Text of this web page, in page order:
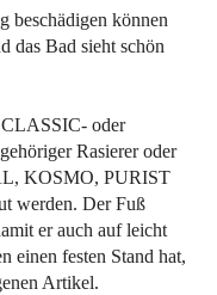
beschädigen können
das Bad sieht schön
oder
Rasierer oder
KOSMO, PURIST
werden. Der Fuß
er auch auf leicht
einen festen Stand hat,
Artikel.